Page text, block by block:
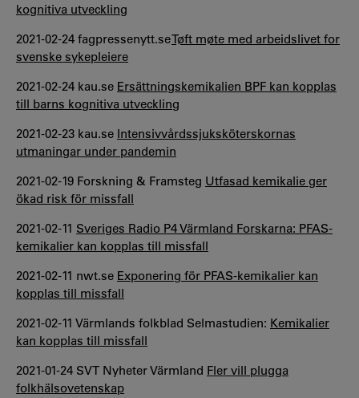
kognitiva utveckling
2021-02-24 fagpressenytt.seTøft møte med arbeidslivet for
svenske sykepleiere
2021-02-24 kau.se Ersättningskemikalien BPF kan kopplas
till barns kognitiva utveckling
2021-02-23 kau.se Intensivvårdssjuksköterskornas
utmaningar under pandemin
2021-02-19 Forskning & Framsteg Utfasad kemikalie ger
ökad risk för missfall
2021-02-11 Sveriges Radio P4 Värmland Forskarna: PFAS-
kemikalier kan kopplas till missfall
2021-02-11 nwt.se Exponering för PFAS-kemikalier kan
kopplas till missfall
2021-02-11 Värmlands folkblad Selmastudien: Kemikalier
kan kopplas till missfall
2021-01-24 SVT Nyheter Värmland Fler vill plugga
folkhälsovetenskap